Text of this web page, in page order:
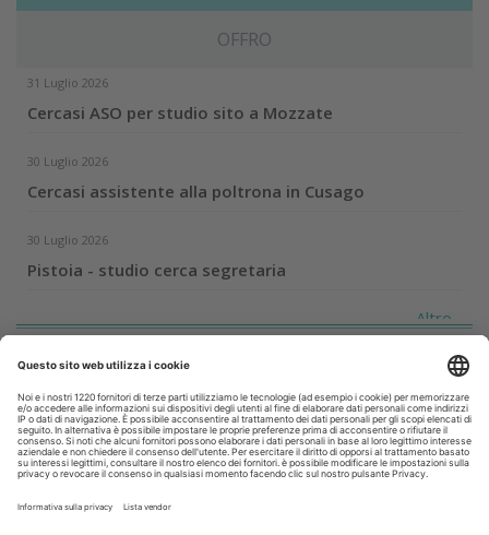
OFFRO
31 Luglio 2026
Cercasi ASO per studio sito a Mozzate
30 Luglio 2026
Cercasi assistente alla poltrona in Cusago
30 Luglio 2026
Pistoia - studio cerca segretaria
Altro...